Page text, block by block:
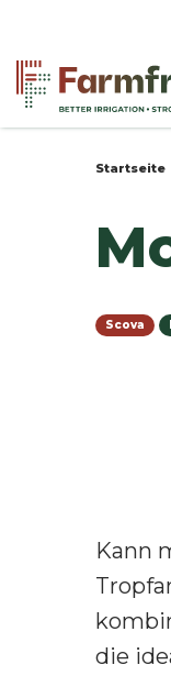
Inhalt
Sie
Startseite
Scova
Kann
die